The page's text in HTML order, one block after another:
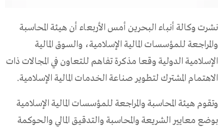
نشرت وكالة أنباء البحرين أمس الأربعاء أن هيئة المحاسبة
والمراجعة للمؤسسات المالية الإسلامية، والسوق المالية
الإسلامية الدولية وقعا مذكرة تفاهم للتعاون في المجالات ذات
الاهتمام المشترك لتطوير صناعة الخدمات المالية الإسلامية.
وتقوم هيئة المحاسبة والمراجعة للمؤسسات المالية الإسلامية
بوضع معايير الشريعة والمحاسبة والتدقيق المالي والحوكمة